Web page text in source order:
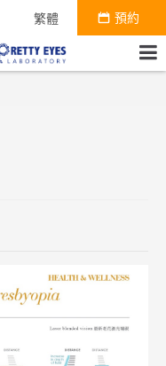
繁體 預約